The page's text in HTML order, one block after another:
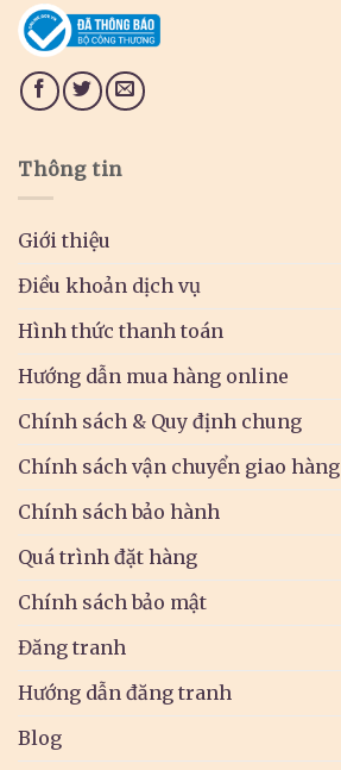
Thông tin
Giới thiệu
Điều khoản dịch vụ
Hình thức thanh toán
Hướng dẫn mua hàng online
Chính sách & Quy định chung
Chính sách vận chuyển giao hàng
Chính sách bảo hành
Quá trình đặt hàng
Chính sách bảo mật
Đăng tranh
Hướng dẫn đăng tranh
Blog